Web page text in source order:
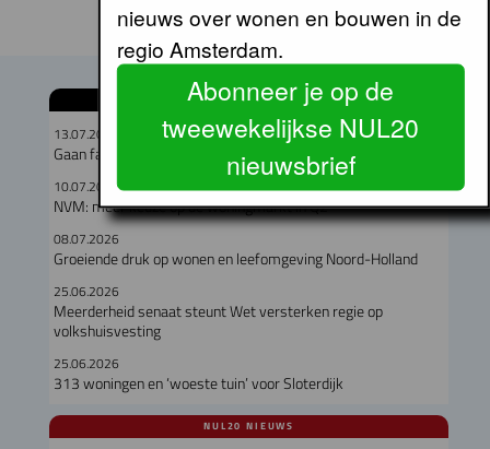
GERELATEERDE ARTIKELEN
13.07.2026
Gaan fabriekswoningen het woningtekort lenigen?
10.07.2026
NVM: meer keuze op de woningmarkt in Q2
08.07.2026
Groeiende druk op wonen en leefomgeving Noord-Holland
25.06.2026
Meerderheid senaat steunt Wet versterken regie op
volkshuisvesting
25.06.2026
313 woningen en ‘woeste tuin’ voor Sloterdijk
NUL20 NIEUWS
nieuws over wonen en bouwen in de
regio Amsterdam.
Abonneer je op de
tweewekelijkse NUL20
nieuwsbrief